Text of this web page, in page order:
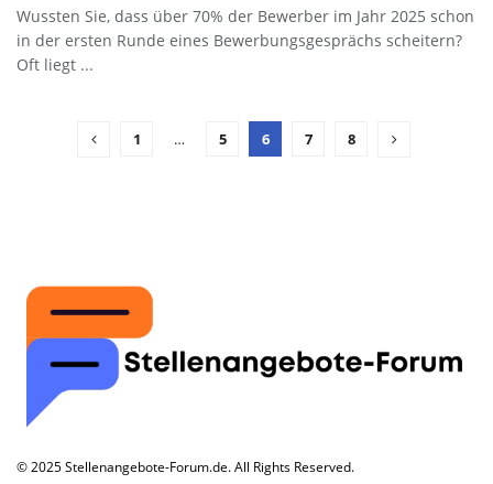
Wussten Sie, dass über 70% der Bewerber im Jahr 2025 schon
in der ersten Runde eines Bewerbungsgesprächs scheitern?
Oft liegt ...
1 … 5 6 7 8
© 2025 Stellenangebote-Forum.de. All Rights Reserved.